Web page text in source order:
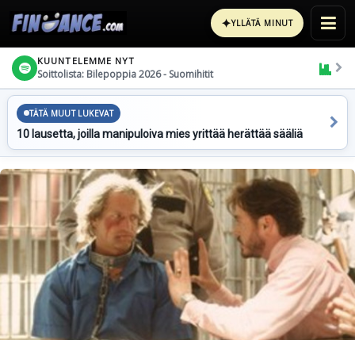
✦YLLÄTÄ MINUT
KUUNTELEMME NYT
Soittolista: Bilepoppia 2026 - Suomihitit
TÄTÄ MUUT LUKEVAT
10 lausetta, joilla manipuloiva mies yrittää herättää sääliä